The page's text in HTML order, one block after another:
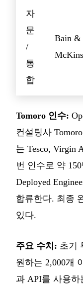
자
문
/
통
합
Bain &
Tomoro 인수:
컨설팅사
는 Tesco, Virgin
번 인수로 약
Deployed
합류한다. 최종
있다.
주요 수치: 초기
원하는 2,000개
과 API를 사용하